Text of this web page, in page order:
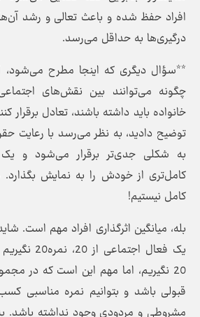
افراد حفظ شده و باعث تعالی و رشد
درگیری‌ها به حداقل می‌رسد.
**سؤال دیگری که اینجا مطرح می‌شود،
چگونه می‌توانند بین نقش‌های
خانواده باید داشته باشند، تعادل
توضیح دادید، به نظر می‌رسد با رعایت
به شکلی جدی‌تر برقرار می‌شود و یک
کامل‌تری از خودش را به نمایش
کامل نیستیم!
بله، میانگین اثرگذاری افراد مهم است.
یک فعال
20 نگیریم، اما مهم این است که در
قبولی باشد و بتوانیم نمره مناسبی